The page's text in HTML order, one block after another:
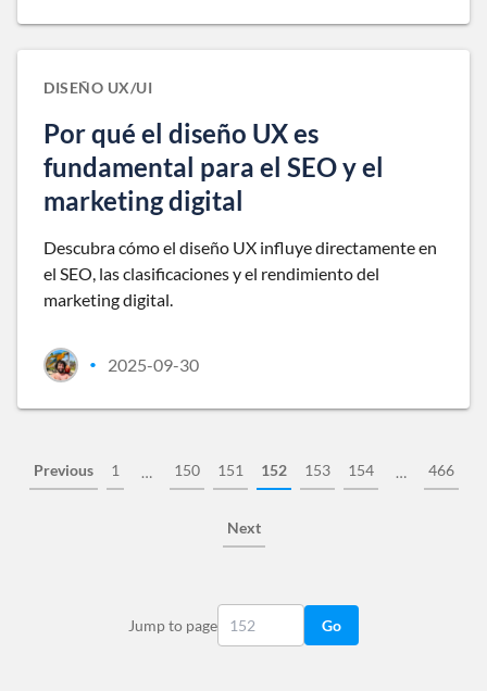
DISEÑO UX/UI
Por qué el diseño UX es
fundamental para el SEO y el
marketing digital
Descubra cómo el diseño UX influye directamente en
el SEO, las clasificaciones y el rendimiento del
marketing digital.
• 2025-09-30
Previous 1 … 150 151 152 153 154 … 466
Next
Jump to page Go